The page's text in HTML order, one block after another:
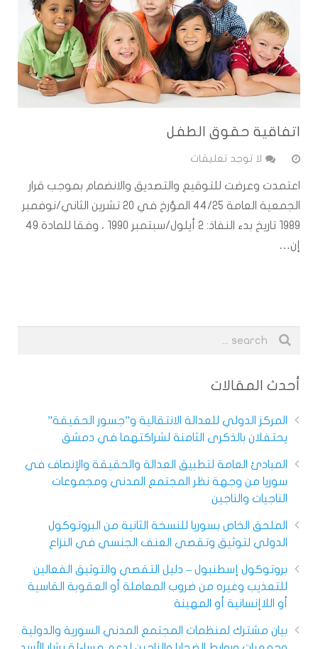
اتفاقية حقوق الطفل
لا توجد تعليقات
اعتمدت وعرضت للتوقيع والتصديق والانضمام بموجب قرار
الجمعية العامة 44/25 المؤرخ في 20 تشرين الثاني/نوفمبر
1989 تاريخ بدء النفاذ: 2 أيلول/سبتمبر 1990 ، وفقا للمادة 49
إن…
أحدث المقالات
المركز الدولي للعدالة الانتقالية و”جسور الحقيقة”
يحتفلان بالذكرى الثامنة لشراكتهما في دمشق
المبادئ العامة لتطبيق العدالة والحقيقة والإنصاف في
سوريا من وجهة نظر المجتمع المدني ومجموعات
الناجيات والناجين
الملحق الخاص بسوريا للنسخة الثانية من البروتوكول
الدولي لتوثيق وتقصي العنف الجنسي في النزاع
بروتوكول إسطنبول – دليل التقصي والتوثيق الفعالين
للتعذيب وغيره من ضروب المعاملة أو العقوبة القاسية
أو اللاإنسانية أو المهينة
بيان مشترك لمنظمات المجتمع المدني السورية والدولية